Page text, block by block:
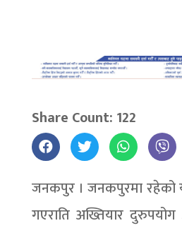
Share Count: 122
जनकपुर । जनकपुरमा रहेको
गएराति अख्तियार